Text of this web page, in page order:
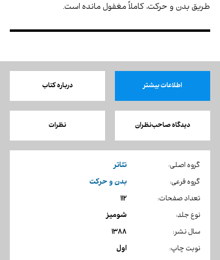
طریق بدن و حرکت، کاملاً مغفول مانده است.
اطلاعات بیشتر درباره کتاب
دیدگاه صاحب‌نظران نظرات
گروه اصلی: تئاتر
گروه فرعی: بدن و حرکت
تعداد صفحات: 112
نوع جلد: شومیز
سال نشر: 1388
نوبت چاپ: اول